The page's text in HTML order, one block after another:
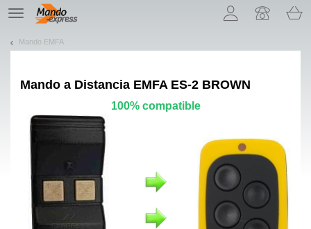
TE
navigation
Mando EMFA
Mando a Distancia EMFA ES-2 BROWN
100% compatible
¡Permítenos presentarte nuestras cookies!